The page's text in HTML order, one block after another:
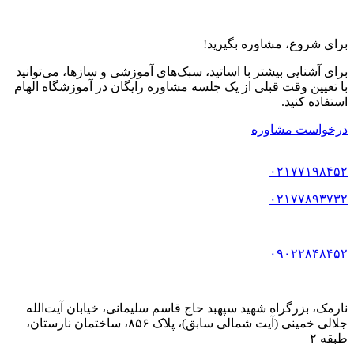
برای شروع، مشاوره بگیرید!
برای آشنایی بیشتر با اساتید، سبک‌های آموزشی و سازها، می‌توانید
با تعیین وقت قبلی از یک جلسه مشاوره رایگان در آموزشگاه الهام
استفاده کنید.
درخواست مشاوره
۰۲۱۷۷۱۹۸۴۵۲
۰۲۱۷۷۸۹۳۷۳۲
۰۹۰۲۲۸۴۸۴۵۲
نارمک، بزرگراه شهید سپهبد حاج قاسم سلیمانی، خیابان آیت‌الله
جلالی خمینی (آیت شمالی سابق)، پلاک ۸۵۶، ساختمان نارستان،
طبقه ۲